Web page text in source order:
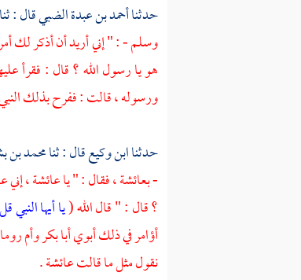
حدثناأحمد بن عبدة الضبيقال : ثنا
وسلم - : " إني أريد أن أذكر لك
هو يا رسول الله ؟ قال : فقرأ
ورسوله ، قالت : ففرح بذلك
حدثناابن وكيعقال : ثنامحمد بن
-بعائشة ،فقال : " ياعائشة ،إني
؟ قال : " قال الله (يا أيها
أؤامر في ذلك أبويأبا بكروأم
نقول مثل ما قالتعائشة.